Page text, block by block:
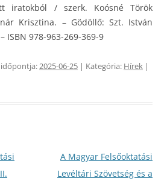
iratokból / szerk. Koósné Török
Krisztina. – Gödöllő: Szt. István
ISBN 978-963-269-369-9
időpontja:2025-06-25 | Kategória: Hírek |
A Magyar Felsőoktatási
Levéltári Szövetség és a